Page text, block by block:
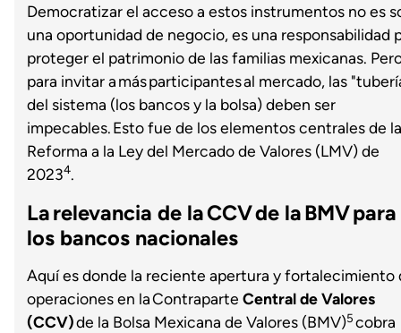
Democratizar el acceso a estos instrumentos no es
una oportunidad de negocio, es una responsabilidad
proteger el patrimonio de las familias mexicanas.
para invitar a más participantes al mercado, las
del sistema (los bancos y la bolsa) deben ser
impecables. Esto fue de los elementos centrales de la
Reforma a la Ley del Mercado de Valores (LMV) de
20234.
La relevancia de la CCV de la BMV para
los bancos nacionales
Aquí es donde la reciente apertura y fortalecimiento
operaciones en la Contraparte Central de Valores
(CCV)de la Bolsa Mexicana de Valores (BMV)5cobra